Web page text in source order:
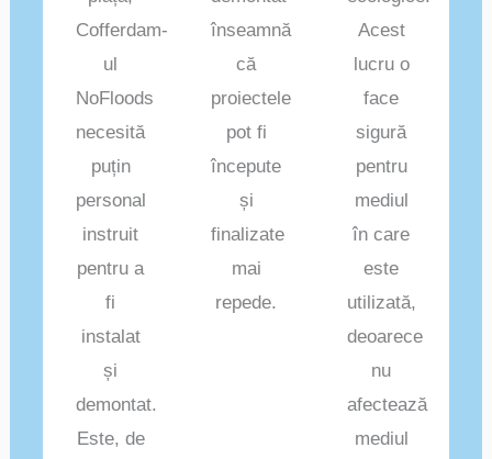
Cofferdam-
ul
NoFloods
necesită
puțin
personal
instruit
pentru a
fi
instalat
și
demontat.
Este, de
înseamnă
că
proiectele
pot fi
începute
și
finalizate
mai
repede.
Acest
lucru o
face
sigură
pentru
mediul
în care
este
utilizată,
deoarece
nu
afectează
mediul